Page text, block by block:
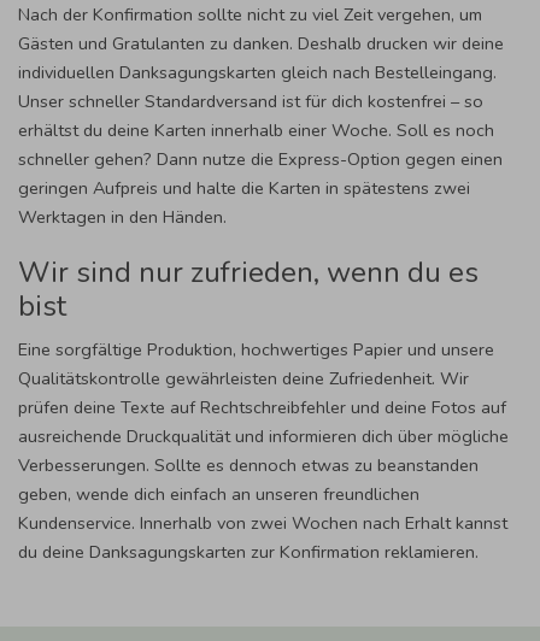
Nach der Konfirmation sollte nicht zu viel Zeit vergehen, um
Gästen und Gratulanten zu danken. Deshalb drucken wir deine
individuellen Danksagungskarten gleich nach Bestelleingang.
Unser schneller Standardversand ist für dich kostenfrei – so
erhältst du deine Karten innerhalb einer Woche. Soll es noch
schneller gehen? Dann nutze die Express-Option gegen einen
geringen Aufpreis und halte die Karten in spätestens zwei
Werktagen in den Händen.
Wir sind nur zufrieden, wenn du es
bist
Eine sorgfältige Produktion, hochwertiges Papier und unsere
Qualitätskontrolle gewährleisten deine Zufriedenheit. Wir
prüfen deine Texte auf Rechtschreibfehler und deine Fotos auf
ausreichende Druckqualität und informieren dich über mögliche
Verbesserungen. Sollte es dennoch etwas zu beanstanden
geben, wende dich einfach an unseren freundlichen
Kundenservice. Innerhalb von zwei Wochen nach Erhalt kannst
du deine Danksagungskarten zur Konfirmation reklamieren.